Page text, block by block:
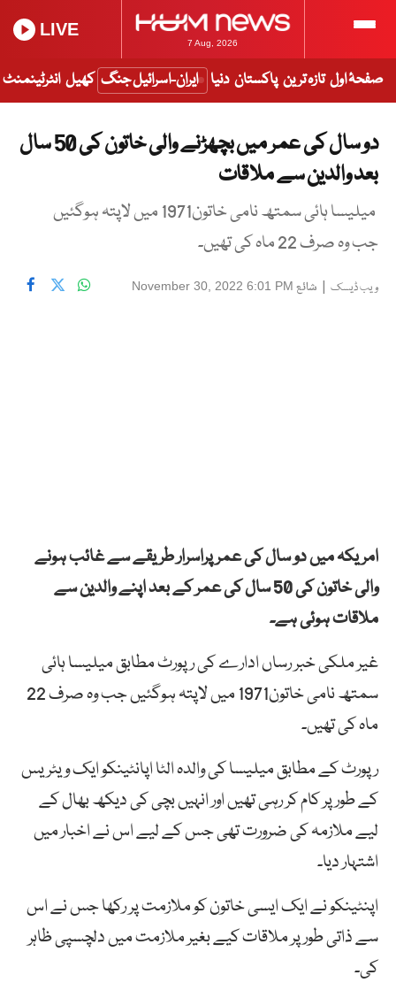
7 Aug, 2026
LIVE
صفحۂ اول تازہ ترین پاکستان دنیا ایران-اسرائیل جنگ کھیل انٹرٹینمنٹ
دو سال کی عمر میں بچھڑنے والی خاتون کی 50 سال
بعد والدین سے ملاقات
میلیسا ہائی سمتھ نامی خاتون1971 میں لاپتہ ہوگئیں
جب وہ صرف 22 ماہ کی تھیں۔
ویب ڈیسک | شائع November 30, 2022 6:01 PM
امریکہ میں دو سال کی عمر پراسرار طریقے سے غائب ہونے
والی خاتون کی 50 سال کی عمر کے بعد اپنے والدین سے
ملاقات ہوئی ہے۔
غیر ملکی خبر رساں ادارے کی رپورٹ مطابق میلیسا ہائی
سمتھ نامی خاتون1971 میں لاپتہ ہوگئیں جب وہ صرف 22
ماہ کی تھیں۔
رپورٹ کے مطابق میلیسا کی والدہ الٹا اپانٹینکو ایک ویٹریس
کے طور پر کام کر رہی تھیں اور انہیں بچی کی دیکھ بھال کے
لیے ملازمہ کی ضرورت تھی جس کے لیے اس نے اخبار میں
اشتہار دیا۔
اپنٹینکو نے ایک ایسی خاتون کو ملازمت پر رکھا جس نے اس
سے ذاتی طور پر ملاقات کیے بغیر ملازمت میں دلچسپی ظاہر
کی۔